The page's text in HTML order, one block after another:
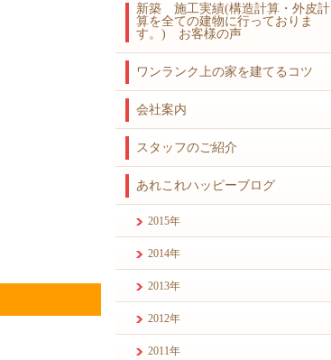
新築 施工実績(構造計算・外皮計
算を全ての建物に行っておりま
す。) お客様の声
ワンランク上の家を建てるコツ
会社案内
スタッフのご紹介
あれこれハッピーブログ
2015年
2014年
2013年
2012年
2011年